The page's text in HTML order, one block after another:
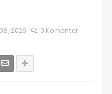
2026 0 Komentar